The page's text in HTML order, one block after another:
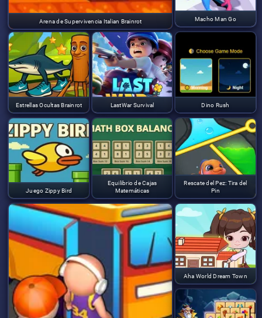
Arena de Supervivencia Italian Brainrot Macho Man Go
Estrellas Ocultas Brainrot LastWar Survival Dino Rush
Juego Zippy Bird
Equilibrio de Cajas
Matemáticas
Rescate del Pez: Tira del
Pin
Aha World Dream Town